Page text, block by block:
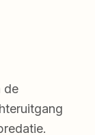
de